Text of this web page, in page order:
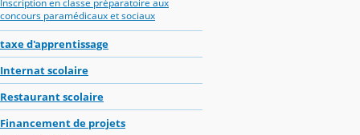
Inscription en classe préparatoire aux
concours paramédicaux et sociaux
taxe d'apprentissage
Internat scolaire
Restaurant scolaire
Financement de projets